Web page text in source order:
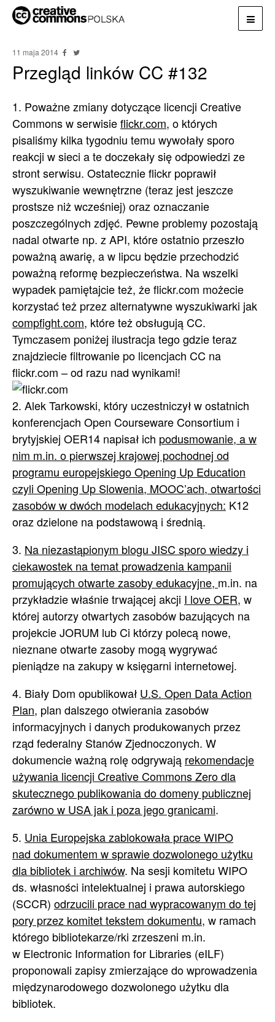
11 maja 2014
Przegląd linków CC #132
1. Poważne zmiany dotyczące licencji Creative
Commons w serwisieflickr.com, o których
pisaliśmy kilka tygodniu temu wywołały sporo
reakcji w sieci a te doczekały się odpowiedzi ze
stront serwisu. Ostatecznie flickr poprawił
wyszukiwanie wewnętrzne (teraz jest jeszcze
prostsze niż wcześniej) oraz oznaczanie
poszczególnych zdjęć. Pewne problemy pozostają
nadal otwarte np. z API, które ostatnio przeszło
poważną awarię, a w lipcu będzie przechodzić
poważną reformę bezpieczeństwa. Na wszelki
wypadek pamiętajcie też, że flickr.com możecie
korzystać też przez alternatywne wyszukiwarki jak
compfight.com, które też obsługują CC.
Tymczasem poniżej ilustracja tego gdzie teraz
znajdziecie filtrowanie po licencjach CC na
flickr.com – od razu nad wynikami!
2. Alek Tarkowski, który uczestniczył w ostatnich
konferencjach Open Courseware Consortium i
brytyjskiej OER14 napisał ich podusmowanie, a w
nim m.in. o pierwszej krajowej pochodnej od
programu europejskiego Opening Up Education
czyli Opening Up Slowenia, MOOC’ach, otwartości
zasobów w dwóch modelach edukacyjnych: K12
oraz dzielone na podstawową i średnią.
3. Na niezastąpionym blogu JISC sporo wiedzy i
ciekawostek na temat prowadzenia kampanii
promujących otwarte zasoby edukacyjne, m.in. na
przykładzie właśnie trwającej akcji I love OER, w
której autorzy otwartych zasobów bazujących na
projekcie JORUM lub Ci którzy polecą nowe,
nieznane otwarte zasoby mogą wygrywać
pieniądze na zakupy w księgarni internetowej.
4. Biały Dom opublikował U.S. Open Data Action
Plan, plan dalszego otwierania zasobów
informacyjnych i danych produkowanych przez
rząd federalny Stanów Zjednoczonych. W
dokumencie ważną rolę odgrywają rekomendacje
używania licencji Creative Commons Zero dla
skutecznego publikowania do domeny publicznej
zarówno w USA jak i poza jego granicami.
5. Unia Europejska zablokowała prace WIPO
nad dokumentem w sprawie dozwolonego użytku
dla bibliotek i archiwów. Na sesji komitetu WIPO
ds. własności intelektualnej i prawa autorskiego
(SCCR) odrzucili prace nad wypracowanym do tej
pory przez komitet tekstem dokumentu, w ramach
którego bibliotekarze/rki zrzeszeni m.in.
w Electronic Information for Libraries (eILF)
proponowali zapisy zmierzające do wprowadzenia
międzynarodowego dozwolonego użytku dla
bibliotek.